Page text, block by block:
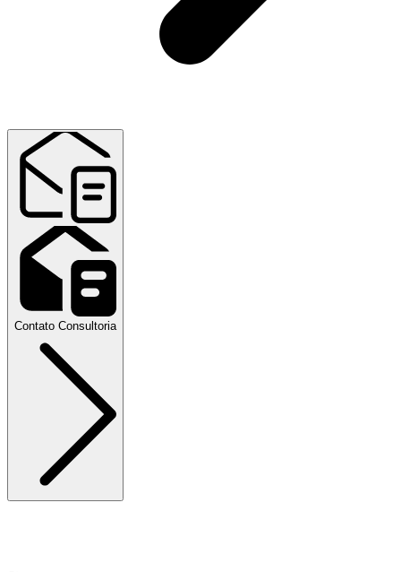
Contato Consultoria